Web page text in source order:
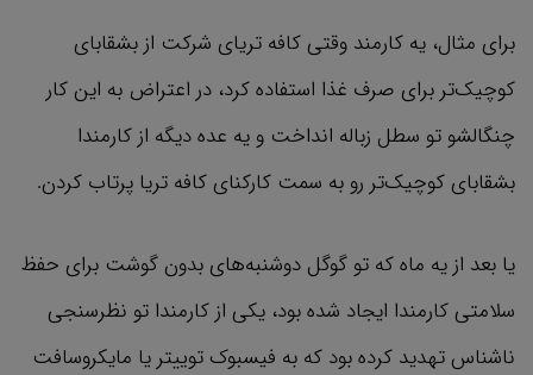
برای مثال، یه کارمند وقتی کافه تریای شرکت از بشقابای
کوچیک‌تر برای صرف غذا استفاده کرد، در اعتراض به این کار
چنگالشو تو سطل زباله انداخت و یه عده دیگه از کارمندا
بشقابای کوچیک‌تر رو به سمت کارکنای کافه تریا پرتاب کردن.
یا بعد از یه ماه که تو گوگل دوشنبه‌های بدون گوشت برای حفظ
سلامتی کارمندا ایجاد شده بود، یکی از کارمندا تو نظرسنجی
ناشناس تهدید کرده بود که به فیسبوک توییتر یا مایکروسافت